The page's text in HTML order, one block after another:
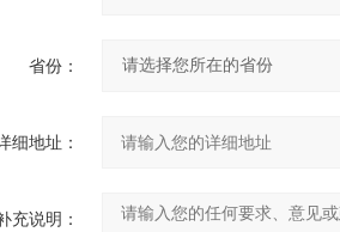
省份：
细地址：
充说明：